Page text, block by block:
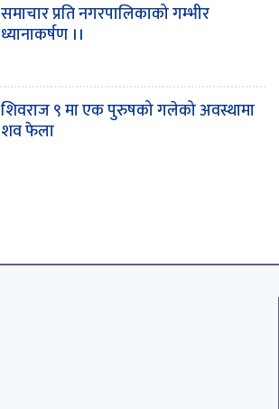
समाचार प्रति नगरपालिकाको गम्भीर
ध्यानाकर्षण ।।
शिवराज ९ मा एक पुरुषको गलेको अवस्थामा
शव फेला